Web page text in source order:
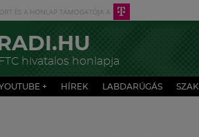
hivatalos honlapja
+ HÍREK LABDARÚGÁS